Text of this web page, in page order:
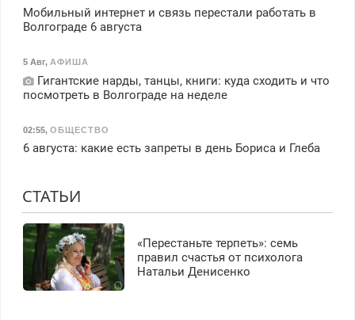
Мобильный интернет и связь перестали работать в
Волгограде 6 августа
5 Авг, АФИША
Гигантские нарды, танцы, книги: куда сходить и что
посмотреть в Волгограде на неделе
02:55, ОБЩЕСТВО
6 августа: какие есть запреты в день Бориса и Глеба
СТАТЬИ
«Перестаньте терпеть»: семь
правил счастья от психолога
Натальи Денисенко